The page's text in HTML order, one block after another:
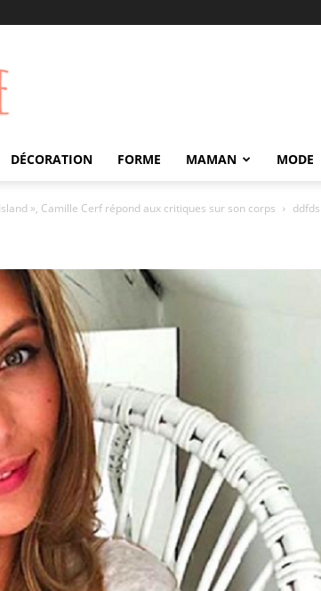
DÉCORATION FORME MAMAN MODE
», Camille Cerf répond aux critiques sur son corps ddfds